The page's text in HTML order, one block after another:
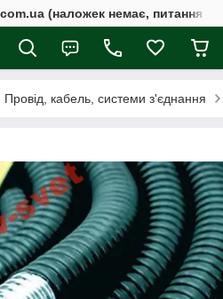
(наложек немає, питання у
Провід, кабель, системи з'єднання